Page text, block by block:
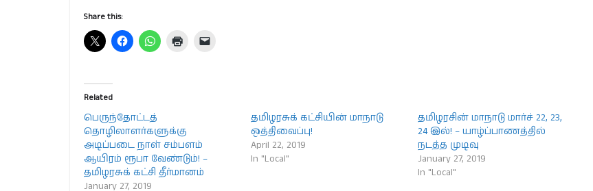
Share this:
Related
பெருந்தோட்டத்
தொழிலாளர்களுக்கு
அடிப்படை நாள் சம்பளம்
ஆயிரம் ரூபா வேண்டும்! –
தமிழரசுக் கட்சி தீர்மானம்
January 27, 2019
தமிழரசுக் கட்சியின் மாநாடு
ஒத்திவைப்பு!
April 22, 2019
In "Local"
தமிழரசின் மாநாடு மார்ச் 22, 23,
24 இல்! – யாழ்ப்பாணத்தில்
நடத்த முடிவு
January 27, 2019
In "Local"